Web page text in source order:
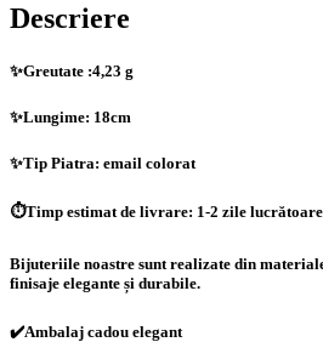
Descriere
✨Greutate :4,23 g
✨Lungime: 18cm
✨Tip Piatra: email colorat
⏱️Timp estimat de livrare: 1-2 zile lucrătoare
Bijuteriile noastre sunt realizate din
finisaje elegante și durabile.
✔️Ambalaj cadou elegant